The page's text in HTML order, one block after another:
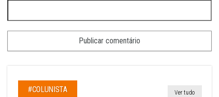
#COLUNISTA Ver tudo